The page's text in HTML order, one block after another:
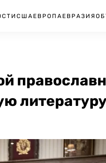
США ЕВРОПА ЕВРАЗИЯ